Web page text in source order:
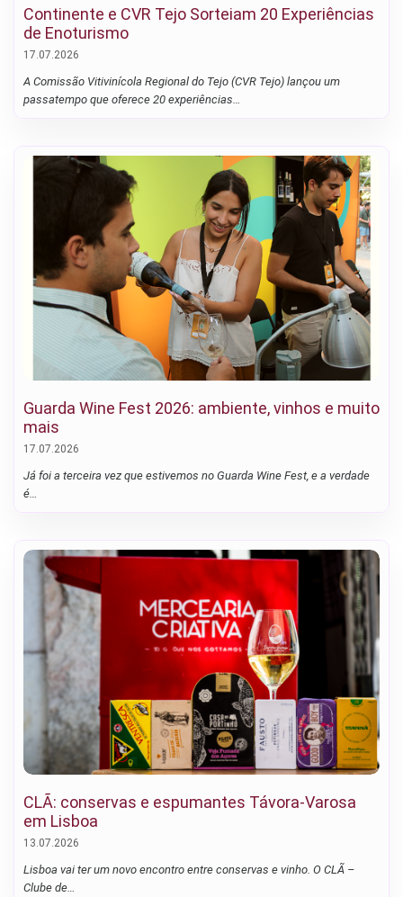
Continente e CVR Tejo Sorteiam 20 Experiências
de Enoturismo
17.07.2026
A Comissão Vitivinícola Regional do Tejo (CVR Tejo) lançou um
passatempo que oferece 20 experiências…
Guarda Wine Fest 2026: ambiente, vinhos e muito
mais
17.07.2026
Já foi a terceira vez que estivemos no Guarda Wine Fest, e a verdade
é…
CLÃ: conservas e espumantes Távora-Varosa
em Lisboa
13.07.2026
Lisboa vai ter um novo encontro entre conservas e vinho. O CLÃ –
Clube de…